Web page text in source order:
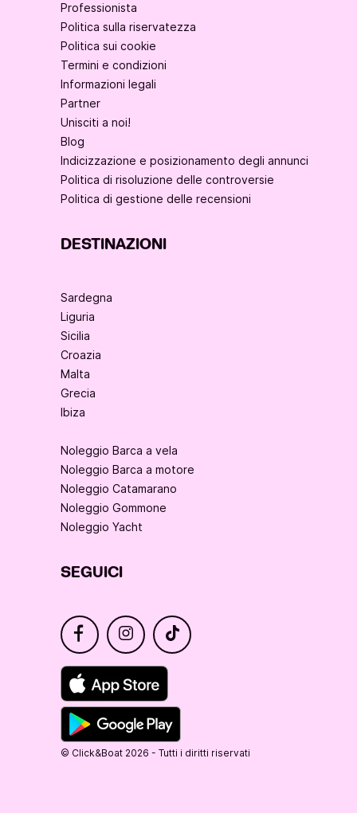
Professionista
Politica sulla riservatezza
Politica sui cookie
Termini e condizioni
Informazioni legali
Partner
Unisciti a noi!
Blog
Indicizzazione e posizionamento degli annunci
Politica di risoluzione delle controversie
Politica di gestione delle recensioni
DESTINAZIONI
Sardegna
Liguria
Sicilia
Croazia
Malta
Grecia
Ibiza
Noleggio Barca a vela
Noleggio Barca a motore
Noleggio Catamarano
Noleggio Gommone
Noleggio Yacht
SEGUICI
© Click&Boat 2026 - Tutti i diritti riservati